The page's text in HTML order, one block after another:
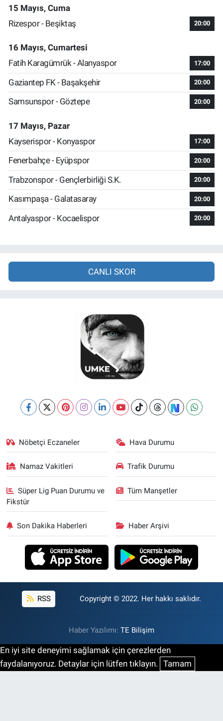
15 Mayıs, Cuma
Rizespor - Beşiktaş
20:00
16 Mayıs, Cumartesi
Fatih Karagümrük - Alanyaspor
17:00
Gaziantep FK - Başakşehir 20:00
Samsunspor - Göztepe 20:00
17 Mayıs, Pazar
Kayserispor - Konyaspor
17:00
Fenerbahçe - Eyüpspor 20:00
Trabzonspor - Gençlerbirliği S.K. 20:00
Kasımpaşa - Galatasaray 20:00
Antalyaspor - Kocaelispor 20:00
CANLI SKOR
Nöbetçi Eczaneler Hava Durumu
Namaz Vakitleri Trafik Durumu
Süper Lig Puan Durumu ve
Fikstür
Tüm Manşetler
Son Dakika Haberleri Haber Arşivi
RSS Copyright © 2022. Her hakkı saklıdır.
Haber Yazılımı: TE Bilişim
En iyi site deneyimi sağlamak için çerezlerden
faydalanıyoruz. Detaylar için lütfen tıklayın. Tamam